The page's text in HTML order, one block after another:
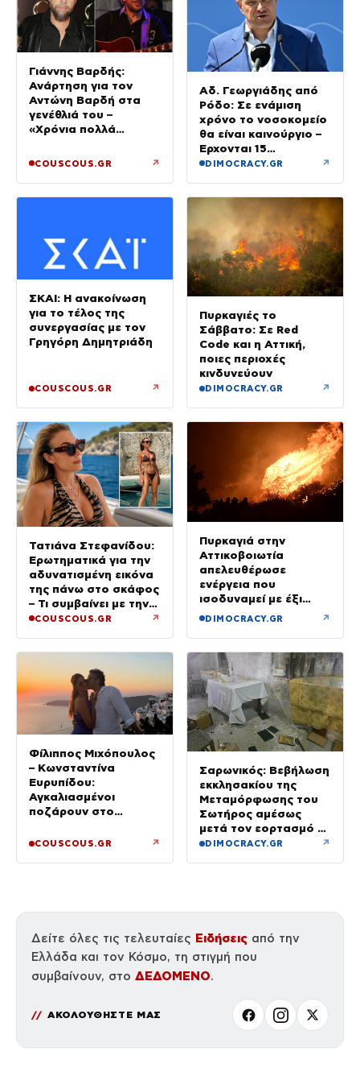
Γιάννης Βαρδής:
Ανάρτηση για τον
Αντώνη Βαρδή στα
γενέθλιά του –
«Χρόνια πολλά
COUSCOUS.GR ↗
Αδ. Γεωργιάδης από
Ρόδο: Σε ενάμιση
χρόνο το νοσοκομείο
θα είναι καινούργιο –
Έρχονται 15
νοσηλευτές και
DIMOCRACY.GR ↗
ΣΚΑΙ: Η ανακοίνωση
για το τέλος της
συνεργασίας με τον
Γρηγόρη Δημητριάδη
COUSCOUS.GR ↗
Πυρκαγιές το
Σάββατο: Σε Red
Code και η Αττική,
ποιες περιοχές
κινδυνεύουν
DIMOCRACY.GR ↗
Τατιάνα Στεφανίδου:
Ερωτηματικά για την
αδυνατισμένη εικόνα
της πάνω στο σκάφος
– Τι συμβαίνει με την
υγεία της;
COUSCOUS.GR ↗
Πυρκαγιά στην
Αττικοβοιωτία
απελευθέρωσε
ενέργεια που
ισοδυναμεί με έξι
βόμβες Χιροσίμα
DIMOCRACY.GR ↗
Φίλιππος Μιχόπουλος
– Κωνσταντίνα
Ευρυπίδου:
Αγκαλιασμένοι
ποζάρουν στο
Σαντορίνης
COUSCOUS.GR ↗
Σαρωνικός: Βεβήλωση
εκκλησακίου της
Μεταμόρφωσης του
Σωτήρος αμέσως
μετά τον εορτασμό –
Έσπασαν εικόνες στην
DIMOCRACY.GR ↗
Δείτε όλες τις τελευταίες Ειδήσεις από την
Ελλάδα και τον Κόσμο, τη στιγμή που
συμβαίνουν, στο ΔΕΔΟΜΕΝΟ.
ΑΚΟΛΟΥΘΗΣΤΕ ΜΑΣ